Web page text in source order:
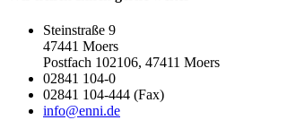
Steinstraße 9
47441 Moers
Postfach 102106, 47411 Moers
02841 104-0
02841 104-444 (Fax)
info@enni.de